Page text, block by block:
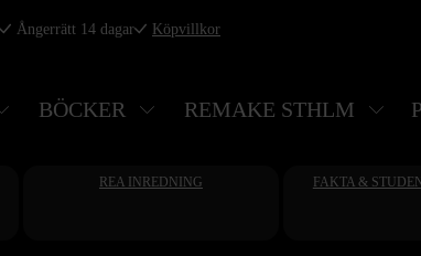
Ångerrätt 14 dagar Köpvillkor
BÖCKER REMAKE STHLM
REA INREDNING FAKTA &